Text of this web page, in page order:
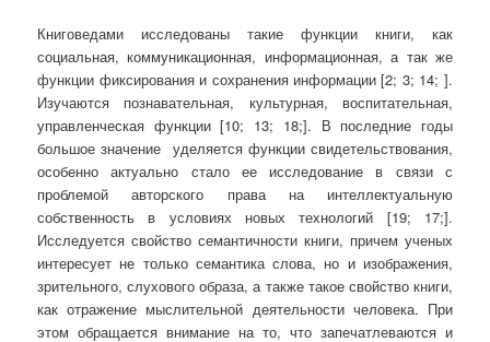
Книговедами исследованы такие функции книги, как
социальная, коммуникационная, информационная, а так же
функции фиксирования и сохранения информации [2; 3; 14; ].
Изучаются познавательная, культурная, воспитательная,
управленческая функции [10; 13; 18;]. В последние годы
большое значение уделяется функции свидетельствования,
особенно актуально стало ее исследование в связи с
проблемой авторского права на интеллектуальную
собственность в условиях новых технологий [19; 17;].
Исследуется свойство семантичности книги, причем ученых
интересует не только семантика слова, но и изображения,
зрительного, слухового образа, а также такое свойство книги,
как отражение мыслительной деятельности человека. При
этом обращается внимание на то, что запечатлеваются и